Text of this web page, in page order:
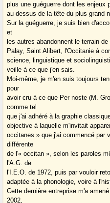
plus une guéguerre dont les enjeux
au-dessus de la tête du plus grand
Sur la guéguerre, je suis bien
et
les autres abandonnent le terrain
Palay, Saint Alibert, l'Occitanie à
science, linguistique et
veille à ce que j'en sais.
Moi-même, je m'en suis toujours
pour
avoir cru à ce que Per noste (M.
comme tel
que j'ai adhéré à la graphie
objective à laquelle m'invitait
occitanes » que j'ai commencé par
différente
de l'« occitan », selon les paroles
l'A.G. de
l'I.E.O. de 1972, puis par vouloir
adaptée à la phonologie, voire à
Cette dernière entreprise m'a
2002,